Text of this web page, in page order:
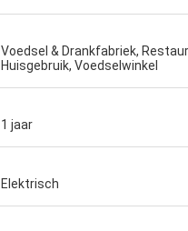
Voedsel & Drankfabriek,
Huisgebruik, Voedselwinkel
1 jaar
Elektrisch